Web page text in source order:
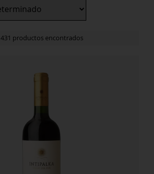
431 productos encontrados